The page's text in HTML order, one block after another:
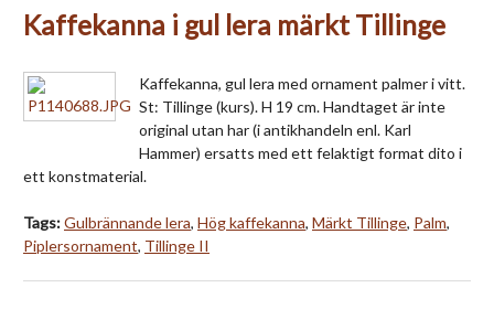
Kaffekanna i gul lera märkt Tillinge
Kaffekanna, gul lera med ornament palmer i vitt.
St: Tillinge (kurs). H 19 cm. Handtaget är inte
original utan har (i antikhandeln enl. Karl
Hammer) ersatts med ett felaktigt format dito i
ett konstmaterial.
Tags:Gulbrännande lera, Hög kaffekanna, Märkt Tillinge, Palm,
Piplersornament, Tillinge II